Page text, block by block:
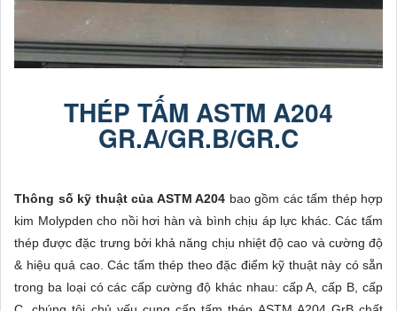
THÉP TẤM ASTM A204
GR.A/GR.B/GR.C
Thông số kỹ thuật của ASTM A204 bao gồm các tấm thép hợp
kim Molypden cho nồi hơi hàn và bình chịu áp lực khác. Các tấm
thép được đặc trưng bởi khả năng chịu nhiệt độ cao và cường độ
& hiệu quả cao. Các tấm thép theo đặc điểm kỹ thuật này có sẵn
trong ba loại có các cấp cường độ khác nhau: cấp A, cấp B, cấp